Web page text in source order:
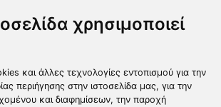
χρησιμοποιεί
και άλλες τεχνολογίες εντοπισμού για την
περιήγησης στην ιστοσελίδα μας, για την
και διαφημίσεων, την παροχή